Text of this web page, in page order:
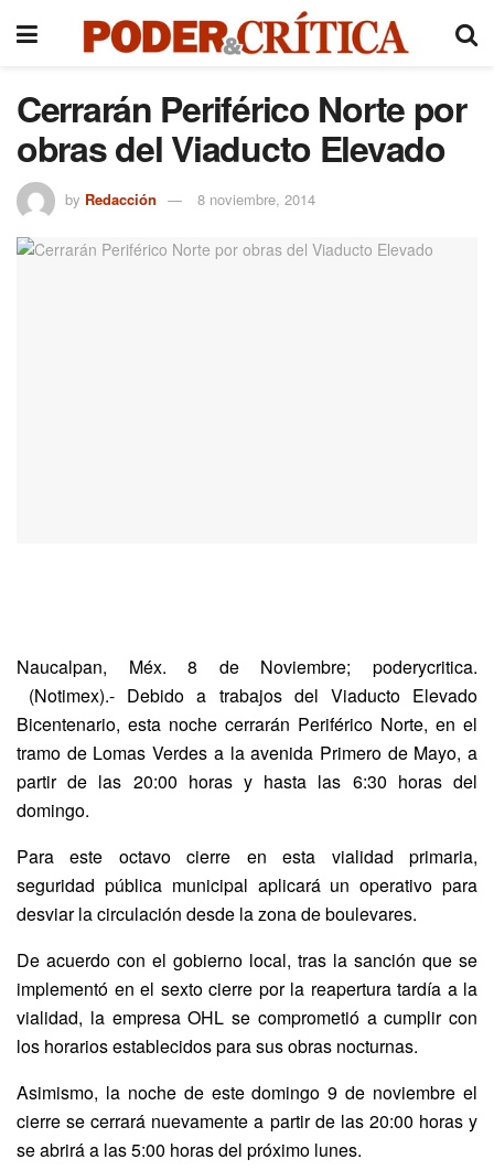
Cerrarán Periférico Norte por
obras del Viaducto Elevado
by Redacción 8 noviembre, 2014
Naucalpan, Méx. 8 de Noviembre; poderycritica.
(Notimex).- Debido a trabajos del Viaducto Elevado
Bicentenario, esta noche cerrarán Periférico Norte, en el
tramo de Lomas Verdes a la avenida Primero de Mayo, a
partir de las 20:00 horas y hasta las 6:30 horas del
domingo.
Para este octavo cierre en esta vialidad primaria,
seguridad pública municipal aplicará un operativo para
desviar la circulación desde la zona de boulevares.
De acuerdo con el gobierno local, tras la sanción que se
implementó en el sexto cierre por la reapertura tardía a la
vialidad, la empresa OHL se comprometió a cumplir con
los horarios establecidos para sus obras nocturnas.
Asimismo, la noche de este domingo 9 de noviembre el
cierre se cerrará nuevamente a partir de las 20:00 horas y
se abrirá a las 5:00 horas del próximo lunes.